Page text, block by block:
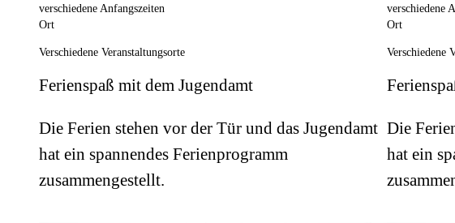
verschiedene Anfangszeiten
Ort
Verschiedene Veranstaltungsorte
Ferienspaß mit dem Jugendamt
Die Ferien stehen vor der Tür und das Jugendamt
hat ein spannendes Ferienprogramm
zusammengestellt.
verschiedene
Ort
Verschiedene
Die
hat ein